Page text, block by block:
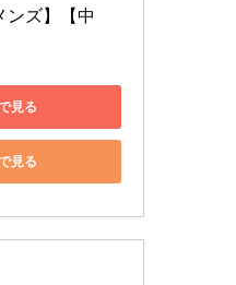
ンズ】【中
見る
見る